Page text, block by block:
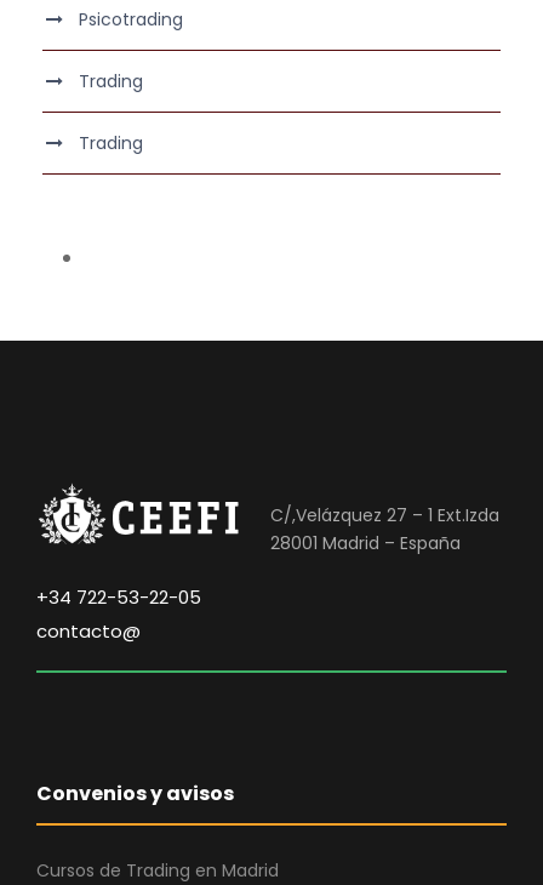
Psicotrading
Trading
Trading
C/,Velázquez 27 – 1 Ext.Izda
28001 Madrid – España
+34 722-53-22-05
contacto@
Convenios y avisos
Cursos de Trading en Madrid